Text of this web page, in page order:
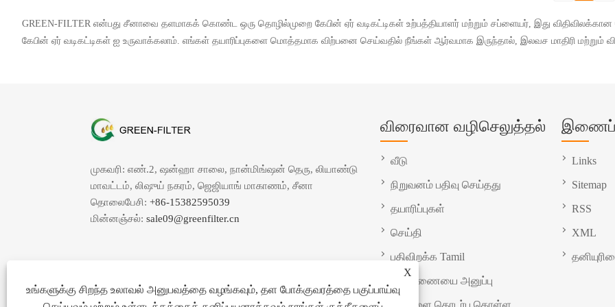
GREEN-FILTER என்பது சீனாவை தளமாகக் கொண்ட ஒரு தொழில்முறை கேபின் ஏர் வடிகட்டிகள் உற்பத்தியாளர் மற்றும் சப்ளையர், இது
கேபின் ஏர் வடிகட்டிகள் ஐ உருவாக்கலாம். எங்கள் தயாரிப்புகளை மொத்தமாக விற்பனை செய்வதில் நீங்கள் ஆர்வமாக இருந்தால், இலவச மாதிரி
X
உங்களுக்கு சிறந்த உலாவல் அனுபவத்தை வழங்கவும், தள போக்குவரத்தை பகுப்பாய்வு
முகவரி: எண்.2, ஷன்ஹா சாலை, நான்மிங்ஷன் தெரு, லியாண்டு
மாவட்டம், லிஷுய் நகரம், ஜெஜியாங் மாகாணம், சீனா
தொலைபேசி: +86-15382595039
மின்னஞ்சல்: sale09@greenfilter.cn
விரைவான வழிசெலுத்தல்
வீடு
நிறுவனம் பதிவு செய்தது
தயாரிப்புகள்
செய்தி
பதிவிறக்க Tamil
விசாரணையை அனுப்பு
Links
Sitemap
RSS
XML